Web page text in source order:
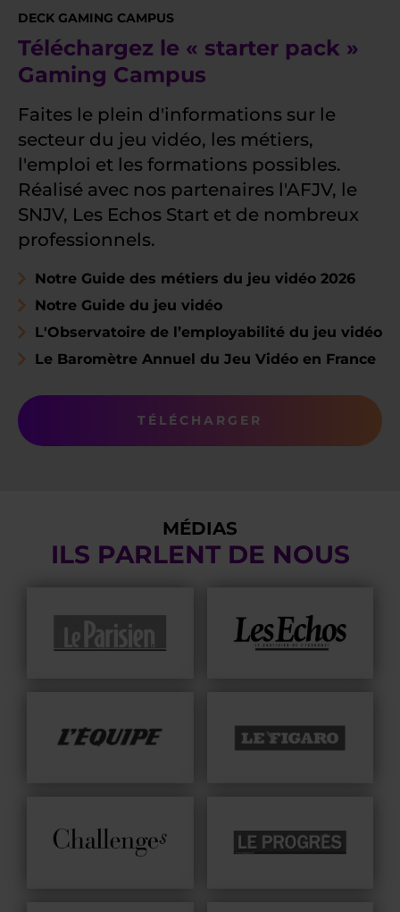
DECK GAMING CAMPUS
Téléchargez le « starter pack »
Gaming Campus
Faites le plein d'informations sur le
secteur du jeu vidéo, les métiers,
l'emploi et les formations possibles.
Réalisé avec nos partenaires l'AFJV, le
SNJV, Les Echos Start et de nombreux
professionnels.
Notre Guide des métiers du jeu vidéo 2026
Notre Guide du jeu vidéo
L'Observatoire de l’employabilité du jeu vidéo
Le Baromètre Annuel du Jeu Vidéo en France
TÉLÉCHARGER
MÉDIAS
ILS PARLENT DE NOUS